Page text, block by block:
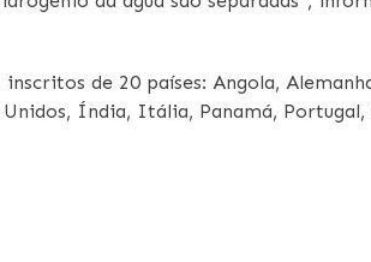
de 20 países: Angola,
Unidos, Índia, Itália, Panamá,